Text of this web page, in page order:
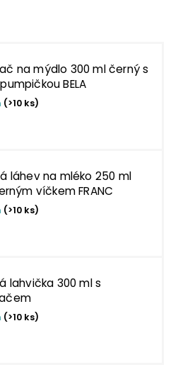
na mýdlo 300 ml černý s
BELA
(>10 ks)
láhev na mléko 250 ml
víčkem FRANC
(>10 ks)
lahvička 300 ml s
(>10 ks)